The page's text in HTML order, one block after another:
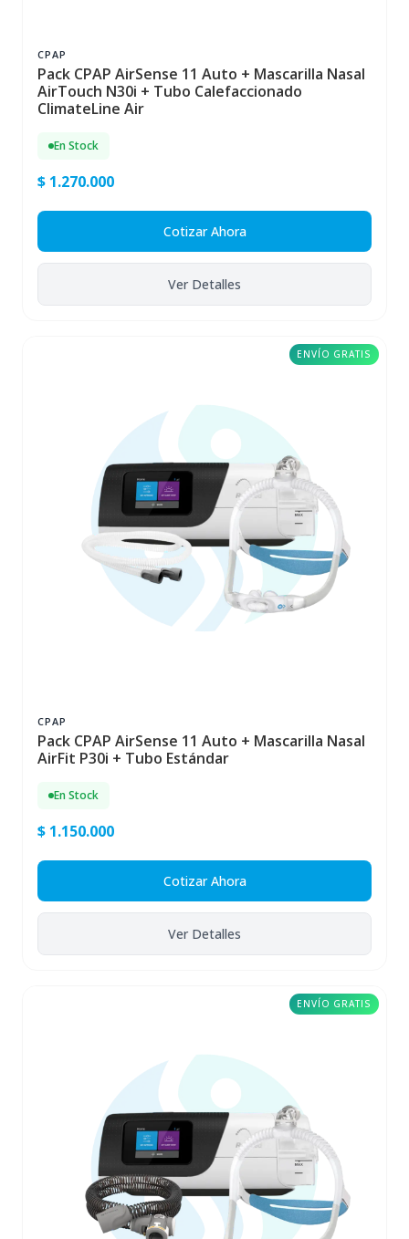
CPAP
Pack CPAP AirSense 11 Auto + Mascarilla Nasal
AirTouch N30i + Tubo Calefaccionado
ClimateLine Air
En Stock
$ 1.270.000
Cotizar Ahora
Ver Detalles
ENVÍO GRATIS
CPAP
Pack CPAP AirSense 11 Auto + Mascarilla Nasal
AirFit P30i + Tubo Estándar
En Stock
$ 1.150.000
Cotizar Ahora
Ver Detalles
ENVÍO GRATIS